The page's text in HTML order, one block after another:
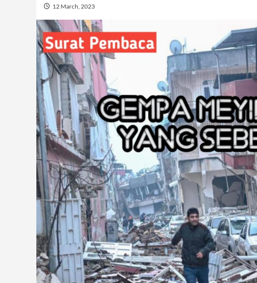
12 March, 2023